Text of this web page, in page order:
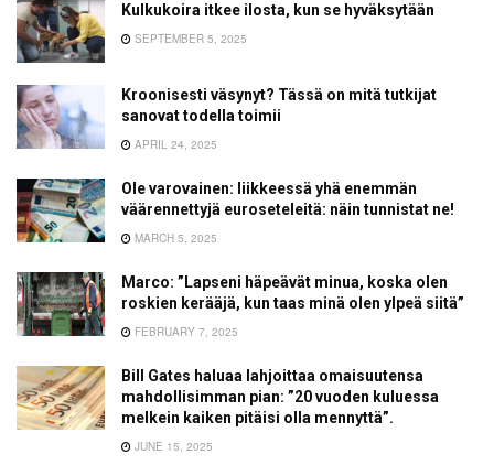
Kulkukoira itkee ilosta, kun se hyväksytään
SEPTEMBER 5, 2025
Kroonisesti väsynyt? Tässä on mitä tutkijat
sanovat todella toimii
APRIL 24, 2025
Ole varovainen: liikkeessä yhä enemmän
väärennettyjä euroseteleitä: näin tunnistat ne!
MARCH 5, 2025
Marco: ”Lapseni häpeävät minua, koska olen
roskien kerääjä, kun taas minä olen ylpeä siitä”
FEBRUARY 7, 2025
Bill Gates haluaa lahjoittaa omaisuutensa
mahdollisimman pian: ”20 vuoden kuluessa
melkein kaiken pitäisi olla mennyttä”.
JUNE 15, 2025